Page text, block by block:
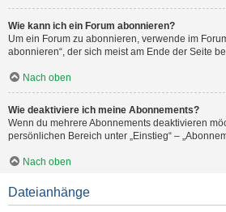
Wie kann ich ein Forum abonnieren?
Um ein Forum zu abonnieren, verwende im
abonnieren“, der sich meist am Ende der Seite
Nach oben
Wie deaktiviere ich meine Abonnements?
Wenn du mehrere Abonnements deaktivieren
persönlichen Bereich unter „Einstieg“ –
Nach oben
Dateianhänge